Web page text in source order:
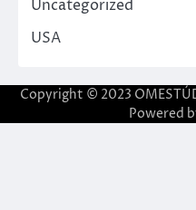
Uncategorized
USA
Copyright © 2023
Powered